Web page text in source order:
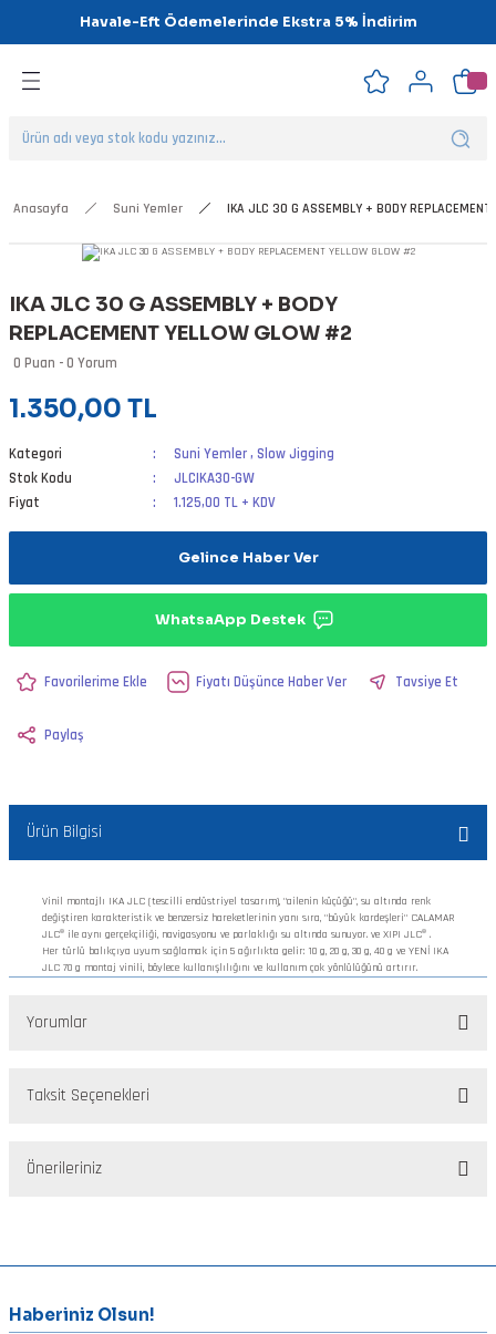
Havale-Eft Ödemelerinde Ekstra 5% İndirim
Geri Dön
Geri Dön
Geri Dön
Geri Dön
Geri Dön
Geri Dön
Anasayfa Suni Yemler IKA JLC 30 G ASSEMBLY + BODY REPLACEMENT
IKA JLC 30 G ASSEMBLY + BODY
REPLACEMENT YELLOW GLOW #2
0 Puan - 0 Yorum
1.350,00 TL
Kategori Suni Yemler , Slow Jigging
Stok Kodu
JLCIKA30-GW
Fiyat
1.125,00 TL + KDV
Gelince Haber Ver
WhatsaApp Destek
Fiyatı Düşünce Haber Ver Tavsiye Et
Paylaş
Ürün Bilgisi
Vinil montajlı IKA JLC (tescilli endüstriyel tasarım), "ailenin küçüğü", su altında renk
değiştiren karakteristik ve benzersiz hareketlerinin yanı sıra, "büyük kardeşleri" CALAMAR
JLC® ile aynı gerçekçiliği, navigasyonu ve parlaklığı su altında sunuyor. ve XIPI JLC® .
Her türlü balıkçıya uyum sağlamak için 5 ağırlıkta gelir: 10 g, 20 g, 30 g, 40 g ve YENİ IKA
JLC 70 g montaj vinili, böylece kullanışlılığını ve kullanım çok yönlülüğünü artırır.
Yorumlar
Taksit Seçenekleri
Önerileriniz
Haberiniz Olsun!